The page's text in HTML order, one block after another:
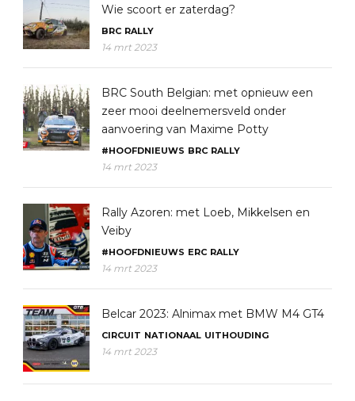
Wie scoort er zaterdag?
BRC RALLY
14 mrt 2023
BRC South Belgian: met opnieuw een
zeer mooi deelnemersveld onder
aanvoering van Maxime Potty
#HOOFDNIEUWS BRC RALLY
14 mrt 2023
Rally Azoren: met Loeb, Mikkelsen en
Veiby
#HOOFDNIEUWS ERC RALLY
14 mrt 2023
Belcar 2023: Alnimax met BMW M4 GT4
CIRCUIT NATIONAAL UITHOUDING
14 mrt 2023